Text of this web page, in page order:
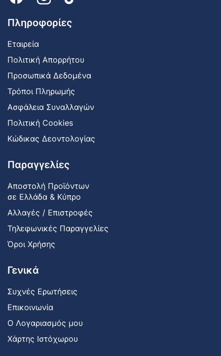
Πληροφορίες
Εταιρεία
Πολιτική Απορρήτου
Προσωπικά Δεδομένα
Τρόποι Πληρωμής
Ασφάλεια Συναλλαγών
Πολιτική Cookies
Κώδικας Δεοντολογίας
Παραγγελίες
Αποστολή Προϊόντων
σε Ελλάδα & Κύπρο
Αλλαγές / Επιστροφές
Τηλεφωνικές Παραγγελίες
Όροι Χρήσης
Γενικά
Συχνές Ερωτήσεις
Επικοινωνία
Ο Λογαριασμός μου
Χάρτης Ιστόχωρου